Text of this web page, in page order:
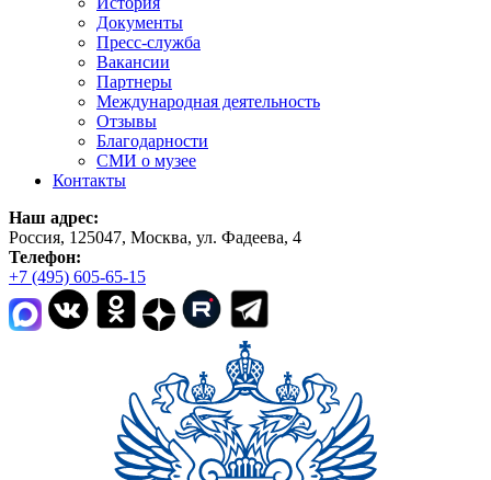
Документы
Пресс-служба
Вакансии
Партнеры
Международная деятельность
Отзывы
Благодарности
СМИ о музее
Контакты
Наш адрес:
Россия, 125047, Москва, ул. Фадеева, 4
Телефон:
+7 (495) 605-65-15